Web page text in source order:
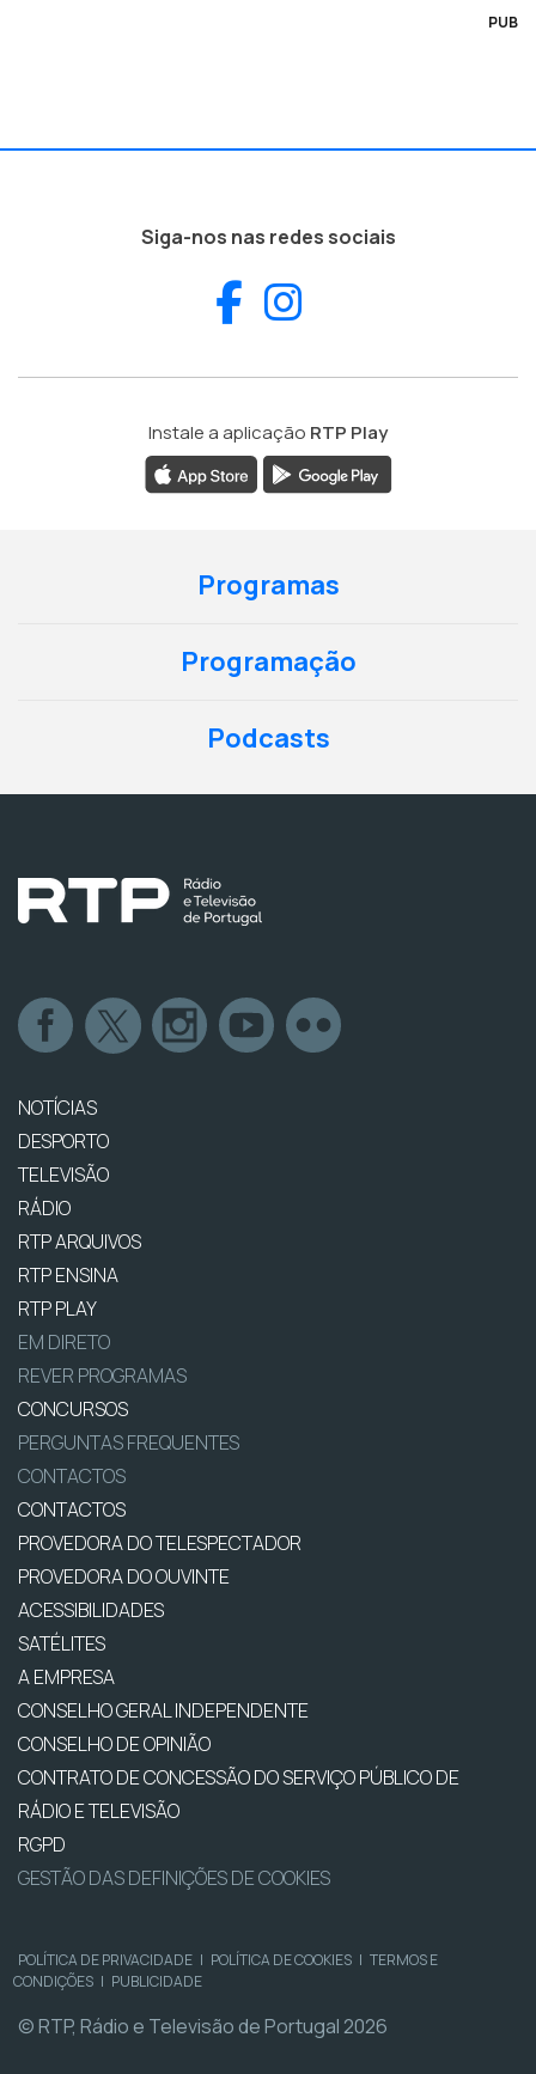
PUB
Siga-nos nas redes sociais
Facebook
Instale a aplicação RTP Play
Programas
Programação
Podcasts
NOTÍCIAS
DESPORTO
TELEVISÃO
RÁDIO
RTP ARQUIVOS
RTP ENSINA
RTP PLAY
EM DIRETO
REVER PROGRAMAS
CONCURSOS
PERGUNTAS FREQUENTES
CONTACTOS
CONTACTOS
PROVEDORA DO TELESPECTADOR
PROVEDORA DO OUVINTE
ACESSIBILIDADES
SATÉLITES
A EMPRESA
CONSELHO GERAL INDEPENDENTE
CONSELHO DE OPINIÃO
CONTRATO DE CONCESSÃO DO SERVIÇO PÚBLICO DE
RÁDIO E TELEVISÃO
RGPD
GESTÃO DAS DEFINIÇÕES DE COOKIES
POLÍTICA DE PRIVACIDADE | POLÍTICA DE COOKIES | TERMOS E
CONDIÇÕES | PUBLICIDADE
© RTP, Rádio e Televisão de Portugal 2026